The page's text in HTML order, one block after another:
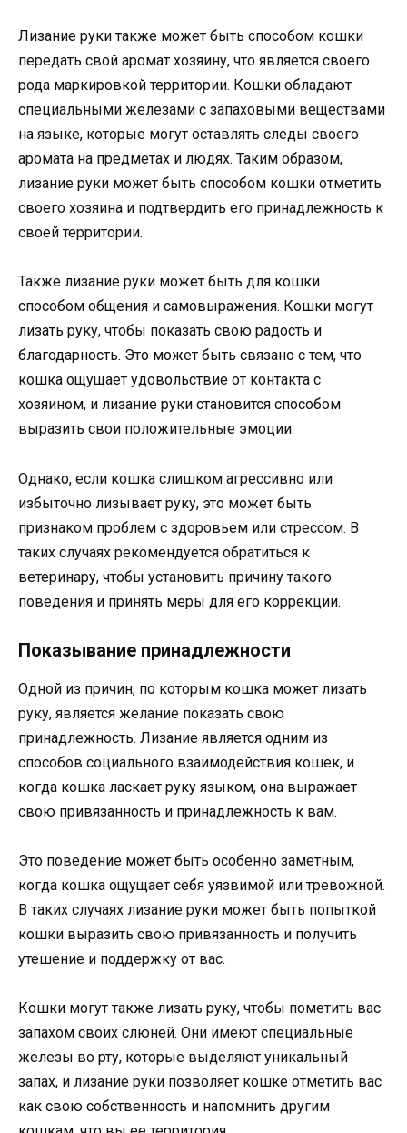
Лизание руки также может быть способом кошки
передать свой аромат хозяину, что является своего
рода маркировкой территории. Кошки обладают
специальными железами с запаховыми веществами
на языке, которые могут оставлять следы своего
аромата на предметах и людях. Таким образом,
лизание руки может быть способом кошки отметить
своего хозяина и подтвердить его принадлежность к
своей территории.
Также лизание руки может быть для кошки
способом общения и самовыражения. Кошки могут
лизать руку, чтобы показать свою радость и
благодарность. Это может быть связано с тем, что
кошка ощущает удовольствие от контакта с
хозяином, и лизание руки становится способом
выразить свои положительные эмоции.
Однако, если кошка слишком агрессивно или
избыточно лизывает руку, это может быть
признаком проблем с здоровьем или стрессом. В
таких случаях рекомендуется обратиться к
ветеринару, чтобы установить причину такого
поведения и принять меры для его коррекции.
Показывание принадлежности
Одной из причин, по которым кошка может лизать
руку, является желание показать свою
принадлежность. Лизание является одним из
способов социального взаимодействия кошек, и
когда кошка ласкает руку языком, она выражает
свою привязанность и принадлежность к вам.
Это поведение может быть особенно заметным,
когда кошка ощущает себя уязвимой или тревожной.
В таких случаях лизание руки может быть попыткой
кошки выразить свою привязанность и получить
утешение и поддержку от вас.
Кошки могут также лизать руку, чтобы пометить вас
запахом своих слюней. Они имеют специальные
железы во рту, которые выделяют уникальный
запах, и лизание руки позволяет кошке отметить вас
как свою собственность и напомнить другим